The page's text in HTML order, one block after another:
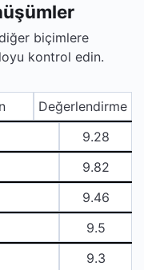
biçimlere
kontrol edin.
Değerlendirme
9.28
9.82
9.46
9.5
9.3